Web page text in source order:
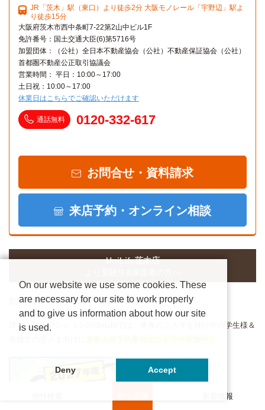
JR「茨木」駅（東口）より徒歩2分 大阪モノレール「宇野辺」駅よ
り徒歩15分
大阪府茨木市西中条町7-22第2山中ビル1F
免許番号：国土交通大臣(6)第5716号
加盟団体：（公社）全日本不動産協会（公社）不動産保証協会（公社）
首都圏不動産公正取引協議会
営業時間： 平日：10:00～17:00
土日祝：10:00～17:00
休業日はこちらでご確認いただけます
通話無料 0120-332-617
お問合せ・資料請求
来店予約・オンライン相談
UniLife茨木店
藍野大学へご進学予定＆在校生の皆様へ
現在、学生マンションのUniLifeでは、来春のご入学を検討中の学生様＆
新着情報
On our website we use some cookies. These
are necessary for our site to work properly
and to give us information about how our site
is used.
Deny Accept